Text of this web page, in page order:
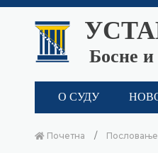
Босне и
О СУДУ
Почетна Пословање